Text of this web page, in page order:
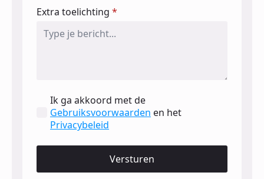
Extra toelichting *
Ik ga akkoord met de
Gebruiksvoorwaarden en het
Privacybeleid
Versturen